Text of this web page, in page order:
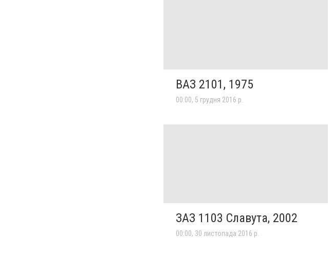
ВАЗ 2101, 1975
00:00, 5 грудня 2016 р.
ЗАЗ 1103 Славута, 2002
00:00, 30 листопада 2016 р.